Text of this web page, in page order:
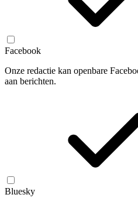
Facebook
Onze redactie kan openbare
aan berichten.
Bluesky